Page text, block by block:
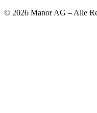
© 2026 Manor AG – Alle